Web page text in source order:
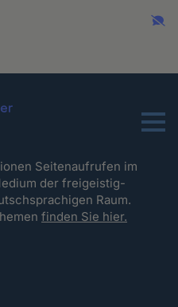
Menu
Seitenaufrufen im
der freigeistig-
Raum.
finden Sie hier.